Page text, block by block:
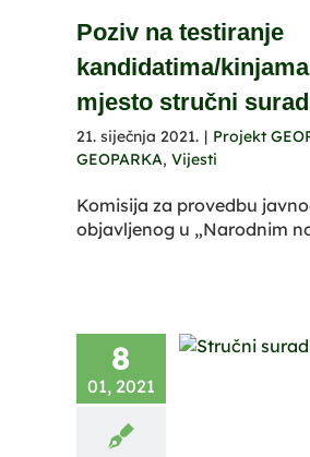
Poziv na testiranje
kandidatima/
mjesto stručni
21. siječnja 2021. | Projekt
GEOPARKA, Vijesti
Komisija za provedbu
objavljenog u „Narodnim
8
01, 2021